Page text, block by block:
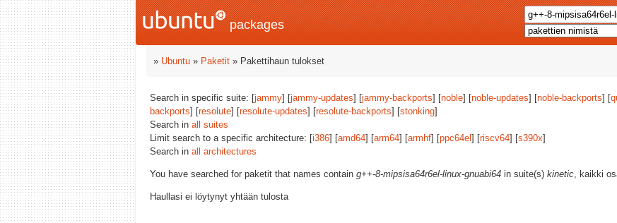
packages
» Ubuntu » Paketit » Pakettihaun tulokset
Search in specific suite: [jammy] [jammy-updates] [jammy-backports] [noble] [noble-updates] [noble-backports] [
backports] [resolute] [resolute-updates] [resolute-backports] [stonking]
Search in all suites
Limit search to a specific architecture: [i386] [amd64] [arm64] [armhf] [ppc64el ] [riscv64] [s390x]
Search in all architectures
You have searched for paketit that names contain g++-8-mipsisa64r6el-linux-gnuabi64 in suite(s) kinetic, kaikki
Haullasi ei löytynyt yhtään tulosta